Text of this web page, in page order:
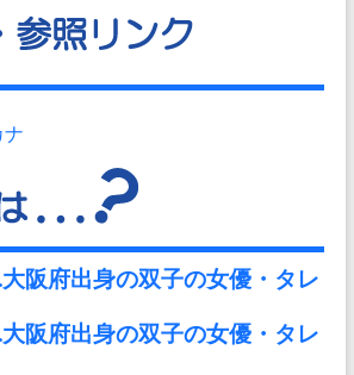
ナ
大阪府出身の双子の女優・タレ
大阪府出身の双子の女優・タレ